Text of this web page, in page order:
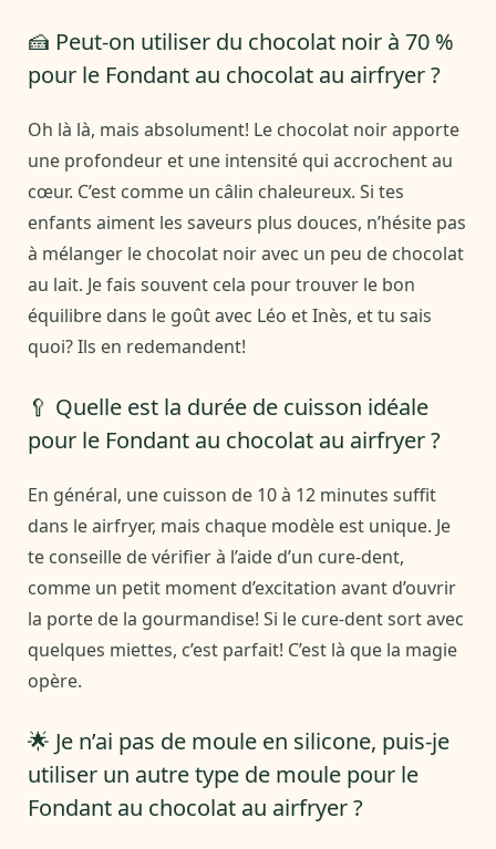
🍰 Peut-on utiliser du chocolat noir à 70 %
pour le Fondant au chocolat au airfryer ?
Oh là là, mais absolument! Le chocolat noir apporte
une profondeur et une intensité qui accrochent au
cœur. C’est comme un câlin chaleureux. Si tes
enfants aiment les saveurs plus douces, n’hésite pas
à mélanger le chocolat noir avec un peu de chocolat
au lait. Je fais souvent cela pour trouver le bon
équilibre dans le goût avec Léo et Inès, et tu sais
quoi? Ils en redemandent!
🥄 Quelle est la durée de cuisson idéale
pour le Fondant au chocolat au airfryer ?
En général, une cuisson de 10 à 12 minutes suffit
dans le airfryer, mais chaque modèle est unique. Je
te conseille de vérifier à l’aide d’un cure-dent,
comme un petit moment d’excitation avant d’ouvrir
la porte de la gourmandise! Si le cure-dent sort avec
quelques miettes, c’est parfait! C’est là que la magie
opère.
🌟 Je n’ai pas de moule en silicone, puis-je
utiliser un autre type de moule pour le
Fondant au chocolat au airfryer ?